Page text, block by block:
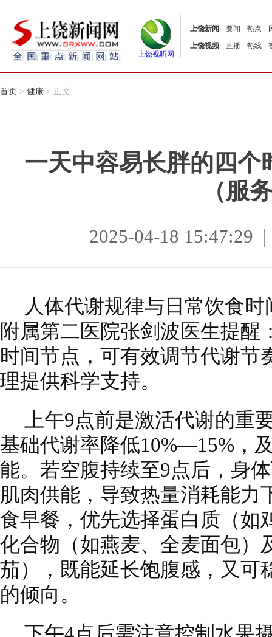
上饶视听网
上饶新闻 要闻 热点
上饶视频
直播 热线
首页 > 健康 > 正文
一天中容易长胖的四个
（服
2025-04-18 15:47:29
人体代谢规律与日常饮食
附属第二医院张剑波医生提醒
时间节点，可有效调节代谢节
理提供科学支持。
上午9点前是激活代谢的重
基础代谢率降低10%—15%，
能。若空腹持续至9点后，身
肌肉供能，导致热量消耗能力
食早餐，优先选择蛋白质（如
化合物（如燕麦、全麦面包）
茄），既能延长饱腹感，又可
的倾向。